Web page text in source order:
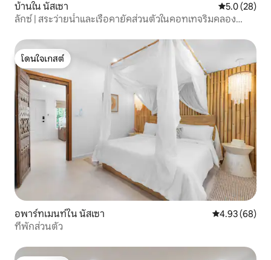
บ้านใน นัสเซา คะแนนเฉลี่ย
5.0 (28)
ลักซ์ | สระว่ายน้ำและเรือคายัคส่วนตัวในคอทเทจริมคลอง
โดนใจเกสต์
โดนใจเกสต์
อพาร์ทเมนท์ใน นัสเซา คะแนนเฉลี่ย
4.93 (68)
ที่พักส่วนตัว